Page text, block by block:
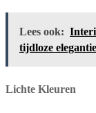
Lees ook:
tijdloze elegantie
Lichte Kleuren